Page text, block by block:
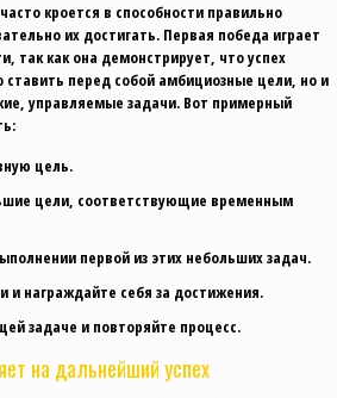
кроется в способности правильно
их достигать. Первая победа играет
так как она демонстрирует, что успех
перед собой амбициозные цели, но и
управляемые задачи. Вот примерный
цель.
цели, соответствующие временным
первой из этих небольших задач.
и награждайте себя за достижения.
задаче и повторяйте процесс.
на дальнейший успех